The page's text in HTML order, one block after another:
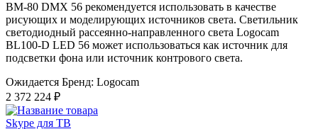
BM-80 DMX 56 рекомендуется использовать в качестве
рисующих и моделирующих источников света. Светильник
светодиодный рассеянно-направленного света Logocam
BL100-D LED 56 может использоваться как источник для
подсветки фона или источник контрового света.
Ожидается Бренд: Logocam
2 372 224 ₽
Skype для ТВ